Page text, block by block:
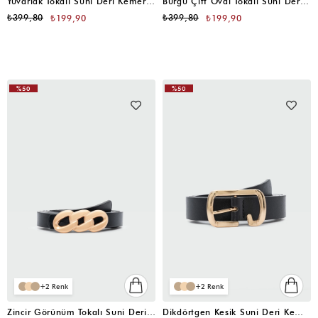
₺199,90
₺399,80
₺199,90
₺399,80
2
Zincir Görünüm Tokalı Suni Deri İnce Kemer Siyah
%50
2
Dikdörtgen Kesik Suni Deri Kemer Siyah
%50